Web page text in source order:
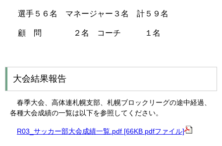
選手５６名 マネージャー３名 計５９名
顧 問 ２名 コーチ １名
大会結果報告
春季大会、高体連札幌支部、札幌ブロックリーグの途中経過、
各種大会成績の一覧は以下を参照してください。
R03_サッカー部大会成績一覧.pdf [66KB pdfファイル]